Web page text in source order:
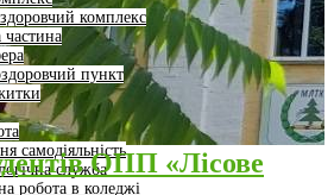
комплекс
частина
пункт
самодіяльність
служба
робота в коледжі
ОПП «Лісове